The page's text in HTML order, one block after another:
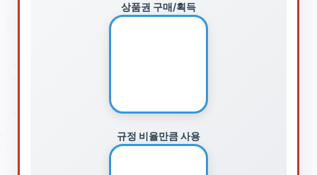
상품권 구매/획득
규정 비율만큼 사용